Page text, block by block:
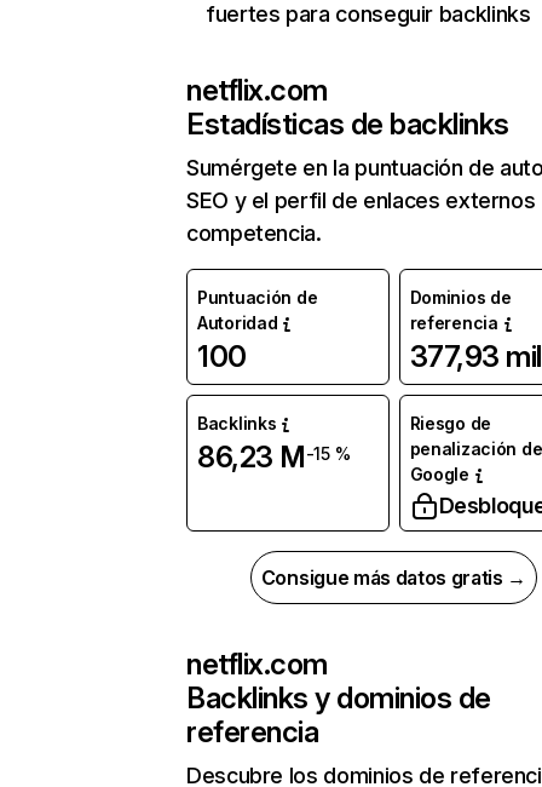
fuertes para conseguir backlinks
netflix.com
Estadísticas de backlinks
Sumérgete en la puntuación de
SEO y el perfil de enlaces externos
competencia.
Puntuación de
Autoridad
100
Dominios de
referencia
377,93 mil
Backlinks
86,23 M-15 %
Riesgo de
penalización de
Google
Consigue más datos gratis →
netflix.com
Backlinks y dominios de
referencia
Descubre los dominios de